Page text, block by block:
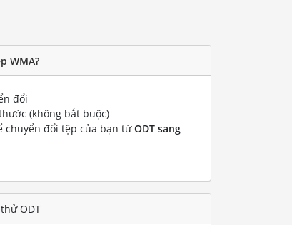
WMA?
đổi
(không bắt buộc)
chuyển đổi tệp của bạn từODT sang
ODT